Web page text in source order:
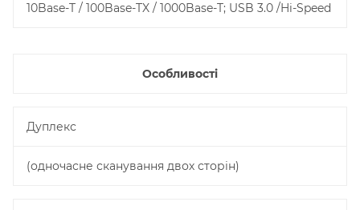
10Base-T / 100Base-TX / 1000Base-T; USB 3.0 /Hi-Speed
Особливості
Дуплекс
(одночасне сканування двох сторін)